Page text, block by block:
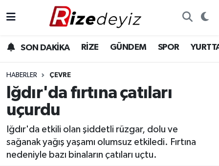
SON DAKİKA RİZE GÜNDEM SPOR
HABERLER ÇEVRE
Iğdır'da fırtına çatıları
uçurdu
Iğdır'da etkili olan şiddetli rüzgar, dolu ve
sağanak yağış yaşamı olumsuz etkiledi. Fırtına
nedeniyle bazı binaların çatıları uçtu.
Gündem
Yurttan Haberler
Ekonomi
Teknoloji
Sağlık
Rize Hava Durumu
Rize Trafik Yoğunluk Haritası
Süper Lig Puan Durumu ve Fikstür
Tüm Manşetler
Son Dakika Haberleri